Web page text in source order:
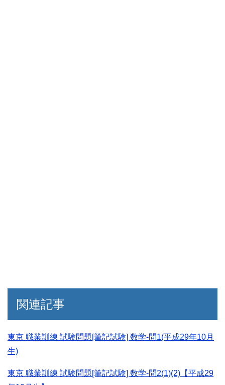
関連記事
東京 職業訓練 試験問題[筆記試験] 数学-問1(平成29年10月
生)
東京 職業訓練 試験問題[筆記試験] 数学-問2(1)(2)【平成29